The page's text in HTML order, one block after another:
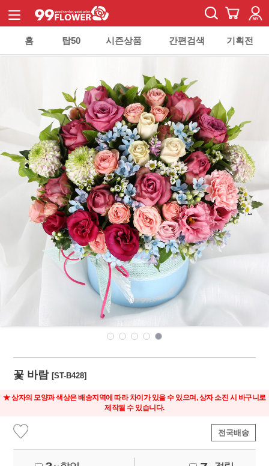
홈 탑50 시즌상품 간편검색 기획전
꽃 바람[ST-B428]
★ 상자의 모양과 색상은 배송지역에 따라 차이가 있을 수 있으며, 상자 소진 시 바구니로
제작될 수 있습니다.
전국배송